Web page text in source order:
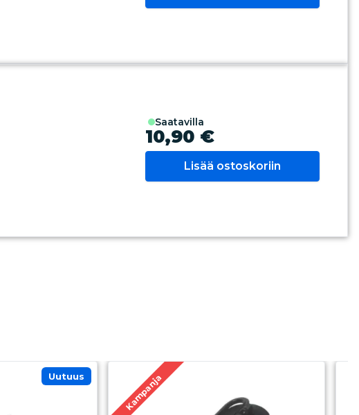
saatavilla
10,90 €
Lisää ostoskoriin
uutuus Kampanja